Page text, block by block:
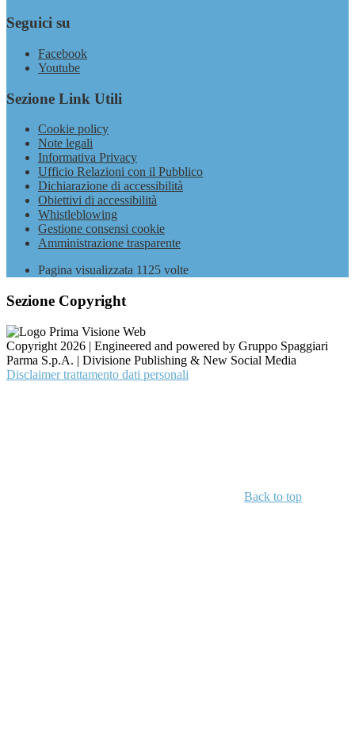
Seguici su
Facebook
Youtube
Sezione Link Utili
Cookie policy
Note legali
Informativa Privacy
Ufficio Relazioni con il Pubblico
Dichiarazione di accessibilità
Obiettivi di accessibilità
Whistleblowing
Gestione consensi cookie
Amministrazione trasparente
Pagina visualizzata 1125 volte
Sezione Copyright
Copyright 2026 | Engineered and powered by Gruppo Spaggiari
Parma S.p.A. | Divisione Publishing & New Social Media
Disclaimer trattamento dati personali
Back to top